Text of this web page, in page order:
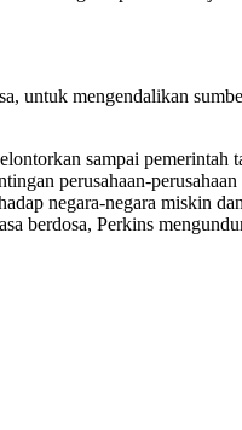
untuk mengendalikan
sampai pemerintah
perusahaan-
negara-negara miskin
berdosa, Perkins